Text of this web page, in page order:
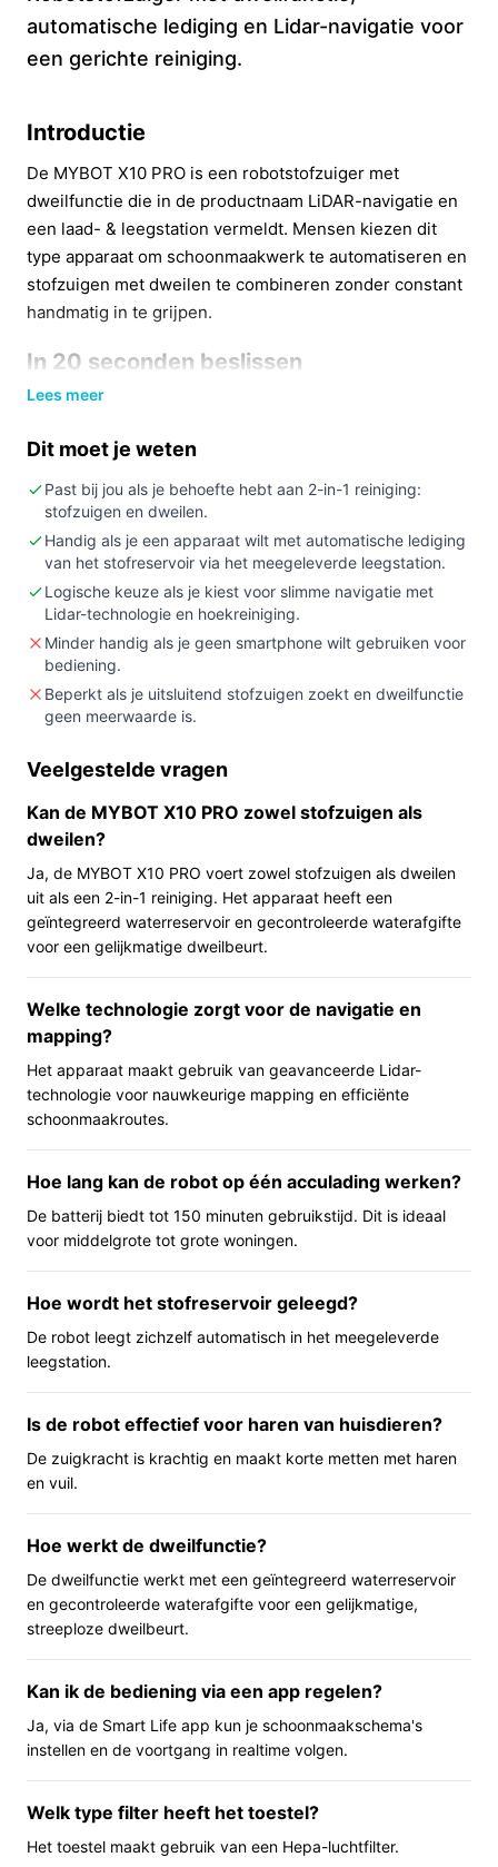
automatische lediging en Lidar-navigatie voor
een gerichte reiniging.
Introductie
De MYBOT X10 PRO is een robotstofzuiger met
dweilfunctie die in de productnaam LiDAR-navigatie en
een laad- & leegstation vermeldt. Mensen kiezen dit
type apparaat om schoonmaakwerk te automatiseren en
stofzuigen met dweilen te combineren zonder constant
handmatig in te grijpen.
In 20 seconden beslissen
Kopen als:
leegstation en een opgegeven zuigwaarde van
6000 (titel: 6000PA; specificatie: Airwatts 6000).
Niet kopen als:je een zeer grote ingebouwde
opvangcontainer nodig hebt (de robot heeft een
verzamelreservoir van 0,30 l) of als je nauwkeurige
details over het leegstation of app‑functies nodig
hebt en die niet in de specificaties terugvindt.
Belangrijkste check: controleer vóór aankoop of
het leegstation en de dweilfunctie in de
specificaties de eigenschappen hebben die jij
verwacht (opvangcapaciteit, automatisch legen,
watertankgrootte, app‑functionaliteit).
Wat je in de praktijk merkt
In huis werkt de MYBOT X10 PRO als een ronde
robotstofzuiger met dweilfunctie. De robot gebruikt
LiDAR-navigatie voor locatiebepaling (titel vermeldt
LiDAR). Met een batterij die volgens specificatie tot
ongeveer 150 minuten kan draaien, kun je meerdere
zwart van kleur en heeft een Hepa‑luchtfilter in de
specificatie. Het geluidsniveau staat vermeld op 50 dB
en de oplaadtijd op 120 minuten. Het reservoir in de
robot zelf is 0,30 l; er wordt ook een laad- & leegstation
genoemd in de naam, maar raadpleeg de specificaties
voor details over hoe dat station werkt.
Belangrijkste voordelen
De voordelen zijn praktisch en direct verbonden aan de
genoemde specificaties en functies.
2-in-1 reiniging: stofzuigen en dweilen
gecombineerd, handig als je zowel vegen als licht
dweilen wilt automatiseren.
Langere werktijd: met een opgegeven batterijduur
van 150 minuten kun je meerdere ruimtes per
sessie laten lopen, mits dat voor jouw woning
voldoende is.
Filtratie en hygiëne: het apparaat heeft een Hepa-
filter, relevant voor fijnstofopvang in huis.
Voor wie is dit geschikt?
Geschikt voor huishoudens die een geautomatiseerde
gebruikers die een robot willen met relatief lange
looptijd per acculading. Ook handig als je een zwart
ontwerp prefereert.
Voor wie is dit minder geschikt?
Als je grote hoeveelheden dierenhaar of vuil hebt en
Lees meer
Dit moet je weten
Past bij jou als je behoefte hebt aan 2-in-1 reiniging:
stofzuigen en dweilen.
Handig als je een apparaat wilt met automatische lediging
van het stofreservoir via het meegeleverde leegstation.
Logische keuze als je kiest voor slimme navigatie met
Lidar-technologie en hoekreiniging.
Minder handig als je geen smartphone wilt gebruiken voor
bediening.
Beperkt als je uitsluitend stofzuigen zoekt en dweilfunctie
geen meerwaarde is.
Veelgestelde vragen
Kan de MYBOT X10 PRO zowel stofzuigen als
dweilen?
Ja, de MYBOT X10 PRO voert zowel stofzuigen als dweilen
uit als een 2-in-1 reiniging. Het apparaat heeft een
geïntegreerd waterreservoir en gecontroleerde waterafgifte
voor een gelijkmatige dweilbeurt.
Welke technologie zorgt voor de navigatie en
mapping?
Het apparaat maakt gebruik van geavanceerde Lidar-
technologie voor nauwkeurige mapping en efficiënte
schoonmaakroutes.
Hoe lang kan de robot op één acculading werken?
De batterij biedt tot 150 minuten gebruikstijd. Dit is ideaal
voor middelgrote tot grote woningen.
Hoe wordt het stofreservoir geleegd?
De robot leegt zichzelf automatisch in het meegeleverde
leegstation.
Is de robot effectief voor haren van huisdieren?
De zuigkracht is krachtig en maakt korte metten met haren
en vuil.
Hoe werkt de dweilfunctie?
De dweilfunctie werkt met een geïntegreerd waterreservoir
en gecontroleerde waterafgifte voor een gelijkmatige,
streeploze dweilbeurt.
Kan ik de bediening via een app regelen?
Ja, via de Smart Life app kun je schoonmaakschema's
instellen en de voortgang in realtime volgen.
Welk type filter heeft het toestel?
Het toestel maakt gebruik van een Hepa-luchtfilter.